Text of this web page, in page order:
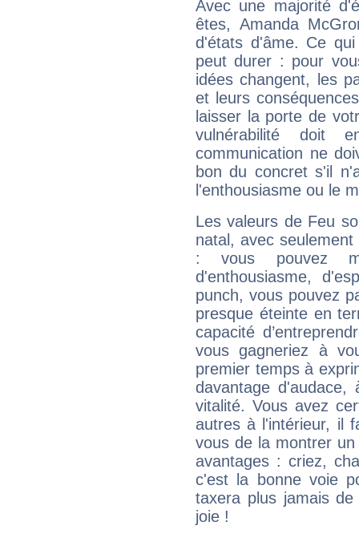
Avec une majorité
êtes, Amanda
d'états d'âme. Ce
peut durer : pour
idées changent, les
et leurs
laisser la porte de
vulnérabilité doit
communication ne
bon du concret s'il
l'enthousiasme ou le
Les valeurs de Feu
natal, avec
: vous pouvez
d'enthousiasme,
punch, vous pouvez
presque éteinte en
capacité
vous gagneriez à
premier temps à
davantage
vitalité. Vous avez
autres à l'intérieur, il
vous de la montrer
avantages : criez,
c'est la bonne voie
taxera plus jamais
joie !